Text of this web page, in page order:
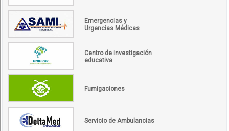
Emergencias y
Urgencias Médicas
Centro de investigación
educativa
Fumigaciones
Servicio de Ambulancias